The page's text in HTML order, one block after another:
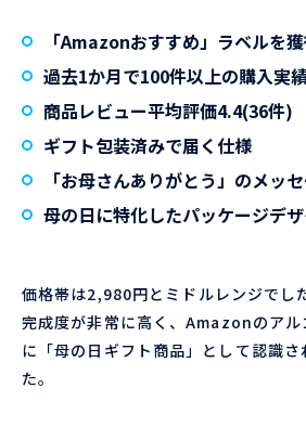
「Amazonおすすめ」ラベルを
過去1か月で100件以上の購入実
商品レビュー平均評価4.4(36件)
ギフト包装済みで届く仕様
「お母さんありがとう」のメッ
母の日に特化したパッケージデ
価格帯は2,980円とミドルレンジでし
完成度が非常に高く、Amazonのアル
に「母の日ギフト商品」として認識さ
た。